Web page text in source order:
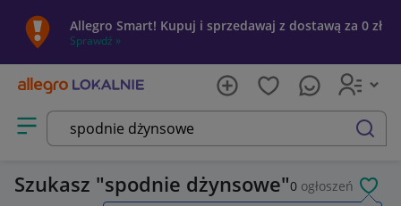
Allegro Smart! Kupuj i sprzedawaj z dostawą za 0 zł
Sprawdź »
Otwórz menu z kategoriami
szukaj
Szukasz spodnie dżynsowe 0 ogłoszeń